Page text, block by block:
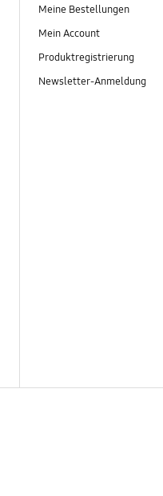
Meine Bestellungen
Mein Account
Produktregistrierung
Newsletter-Anmeldung